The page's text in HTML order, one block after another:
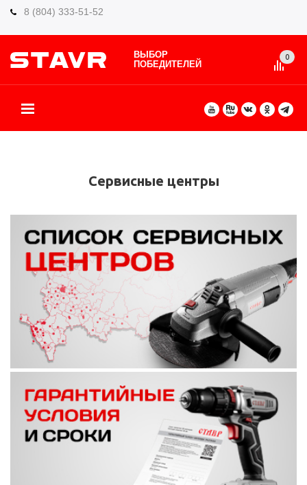
8 (804) 333-51-52
ВЫБОР
ПОБЕДИТЕЛЕЙ
0
О БРЕНДЕ ВИДЫ РАБОТ
Сервисные центры